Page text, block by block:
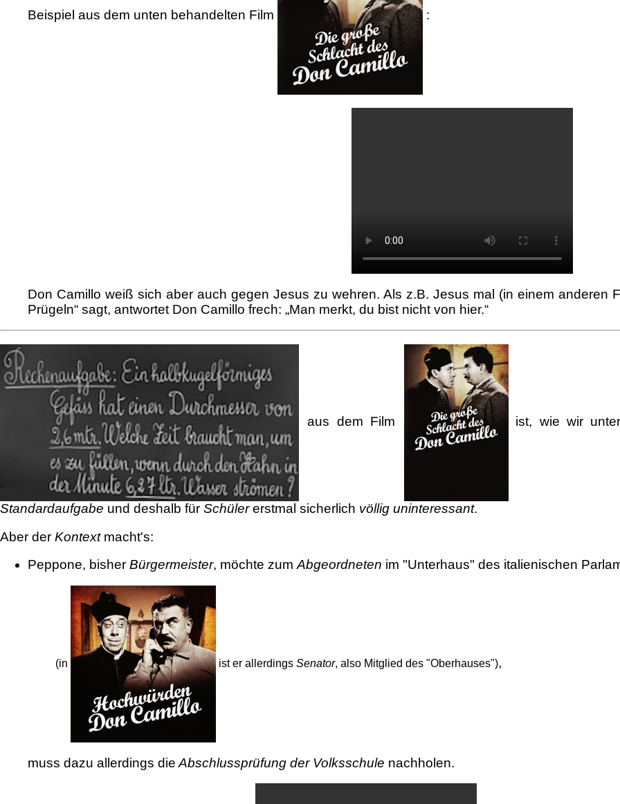
Beispiel aus dem unten behandelten Film :
Don Camillo weiß sich aber auch gegen Jesus zu wehren. Als z.B. Jesus mal (in einem anderen
Prügeln“ sagt, antwortet Don Camillo frech: „Man merkt, du bist nicht von hier.“
aus dem Film ist, wie wir
Standardaufgabe und deshalb für Schülererstmal sicherlich völlig uninteressant.
Aber der Kontextmacht's:
Peppone, bisher Bürgermeister, möchte zumAbgeordneten im "Unterhaus" des italienischen
(in ist er allerdings Senator, also Mitglied des "Oberhauses"),
muss dazu allerdings die Abschlussprüfung der Volksschule nachholen.